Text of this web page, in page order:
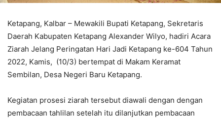
Ketapang, Kalbar – Mewakili Bupati Ketapang, Sekretaris
Daerah Kabupaten Ketapang Alexander Wilyo, hadiri Acara
Ziarah Jelang Peringatan Hari Jadi Ketapang ke-604 Tahun
2022, Kamis, (10/3) bertempat di Makam Keramat
Sembilan, Desa Negeri Baru Ketapang.
Kegiatan prosesi ziarah tersebut diawali dengan dengan
pembacaan tahlilan setelah itu dilanjutkan pembacaan